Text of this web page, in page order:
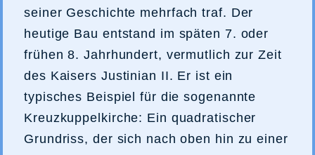
seiner Geschichte mehrfach traf. Der
heutige Bau entstand im späten 7. oder
frühen 8. Jahrhundert, vermutlich zur Zeit
des Kaisers Justinian II. Er ist ein
typisches Beispiel für die sogenannte
Kreuzkuppelkirche: Ein quadratischer
Grundriss, der sich nach oben hin zu einer